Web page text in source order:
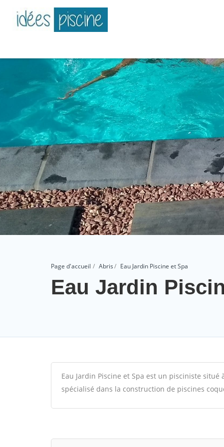
Page d'accueil Abris Eau Jardin Piscine et Spa
Eau Jardin
Eau Jardin Piscine et Spa est un pisciniste situé
spécialisé dans la construction de piscines